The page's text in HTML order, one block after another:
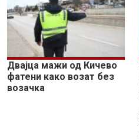
Двајца мажи од Кичево
фатени како возат без
возачка